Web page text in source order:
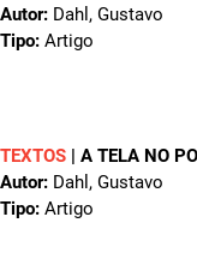
Autor: Dahl, Gustavo
Tipo: Artigo
TEXTOS | A TELA NO
Autor: Dahl, Gustavo
Tipo: Artigo